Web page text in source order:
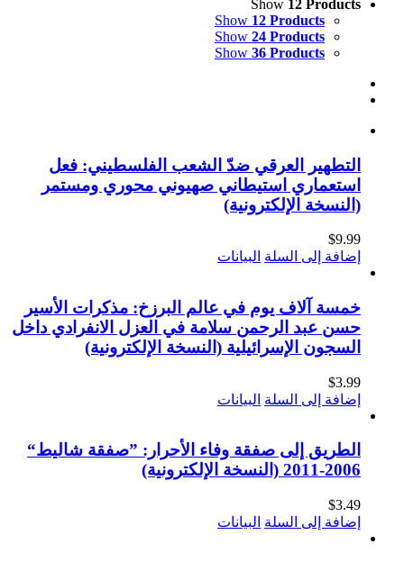
Show 12 Products
Show 12 Products
Show 24 Products
Show 36 Products
التطهير العرقي ضدّ الشعب الفلسطيني: فعل
استعماري استيطاني صهيوني محوري ومستمر
(النسخة الإلكترونية)
$9.99
إضافة إلى السلة البيانات
خمسة آلاف يوم في عالم البرزخ: مذكرات الأسير
حسن عبد الرحمن سلامة في العزل الانفرادي داخل
السجون الإسرائيلية (النسخة الإلكترونية)
$3.99
إضافة إلى السلة البيانات
الطريق إلى صفقة وفاء الأحرار: ”صفقة شاليط“
2006-2011 (النسخة الإلكترونية)
$3.49
إضافة إلى السلة البيانات